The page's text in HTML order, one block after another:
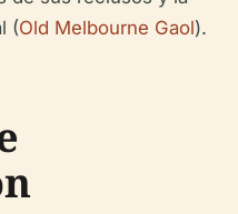
(Old Melbourne Gaol).